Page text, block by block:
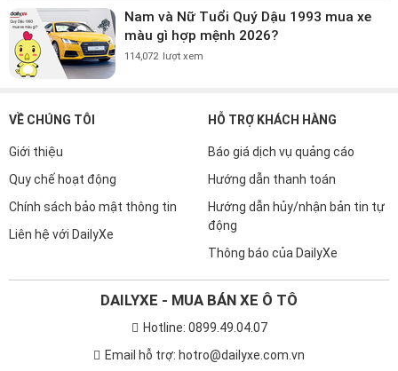
Nam và Nữ Tuổi Quý Dậu 1993 mua xe
màu gì hợp mệnh 2026?
114,072 lượt xem
VỀ CHÚNG TÔI
Giới thiệu
Quy chế hoạt động
Chính sách bảo mật thông tin
Liên hệ với DailyXe
HỖ TRỢ KHÁCH HÀNG
Báo giá dịch vụ quảng cáo
Hướng dẫn thanh toán
Hướng dẫn hủy/nhận bản tin tự
động
Thông báo của DailyXe
DAILYXE - MUA BÁN XE Ô TÔ
Hotline: 0899.49.04.07
Email hỗ trợ: hotro@dailyxe.com.vn